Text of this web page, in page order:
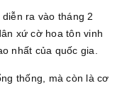
ra vào tháng 2
xứ cờ hoa tôn vinh
nhất của quốc gia.
thống, mà còn là cơ